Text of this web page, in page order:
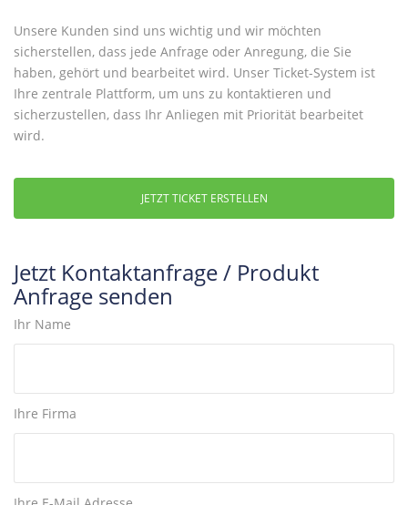
Unsere Kunden sind uns wichtig und wir möchten
sicherstellen, dass jede Anfrage oder Anregung, die Sie
haben, gehört und bearbeitet wird. Unser Ticket-System ist
Ihre zentrale Plattform, um uns zu kontaktieren und
sicherzustellen, dass Ihr Anliegen mit Priorität bearbeitet
wird.
JETZT TICKET ERSTELLEN
Jetzt Kontaktanfrage / Produkt
Anfrage senden
Ihr Name
Ihre Firma